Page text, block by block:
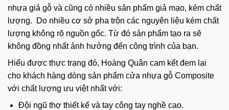
nhựa giả gỗ và cũng có nhiều sản phẩm giả mạo, kém chất
lượng. Do nhiều cơ sở pha trộn các nguyên liệu kém chất
lượng không rõ nguồn gốc. Từ đó sản phẩm tạo ra sẽ
không đồng nhất ảnh hưởng đến công trình của bạn.
Hiểu được thực trạng đó, Hoàng Quân cam kết đem lại
cho khách hàng dòng sản phẩm cửa nhựa gỗ Composite
với chất lượng ưu việt nhất với:
Đội ngũ thợ thiết kế và tay công tay nghề cao.